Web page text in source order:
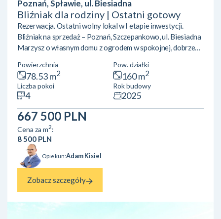
Poznań, Spławie, ul. Biesiadna
Bliźniak dla rodziny | Ostatni gotowy
Rezerwacja. Ostatni wolny lokal w I etapie inwestycji.
Bliźniak na sprzedaż – Poznań, Szczepankowo, ul. Biesiadna
Marzysz o własnym domu z ogrodem w spokojnej, dobrze
domów w zabudowie dwulokalowej! Powierzchnia: ok 78,5
m²Lokalizacja: Poznań, Szczepankowo, ul. Biesiadna Układ
pomieszczeń:Parter: przestronny salon z aneksem
kuchennym, łazienkaPiętro: 3 wygodne sypialnieLokal
posiada ogród oraz przypisane miejsce postojowe.Okna od
Powierzchnia
78.53 m2
Pow. działki
160 m2
Liczba pokoi
4
Rok budowy
2025
667 500 PLN
Cena za m2:
8 500 PLN
Opiekun:Adam Kisiel
Zobacz szczegóły